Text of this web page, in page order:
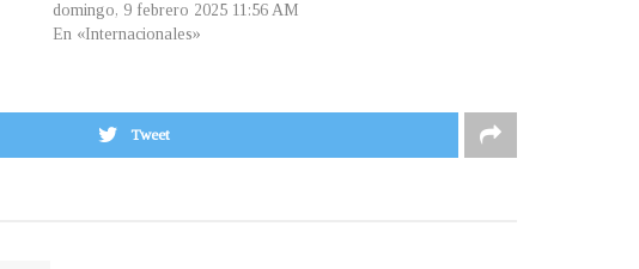
domingo, 9 febrero 2025 11:56 AM
En «Internacionales»
Tweet